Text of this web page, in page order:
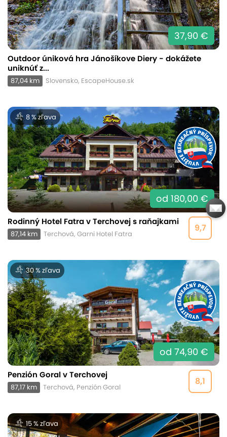
37,90 €
Outdoor úniková hra Jánošíkove Diery - dokážete
uniknúť z...
87,04 km Slovensko, EscapeHouse.sk
8 % zľava
od 180,00 €
9,7
Rodinný Hotel Fatra v Terchovej s raňajkami
87,14 km Terchová, Garni Hotel Fatra
30 % zľava
od 74,90 €
8,1
Penzión Goral v Terchovej
87,17 km Terchová, Penzión Goral
15 % zľava